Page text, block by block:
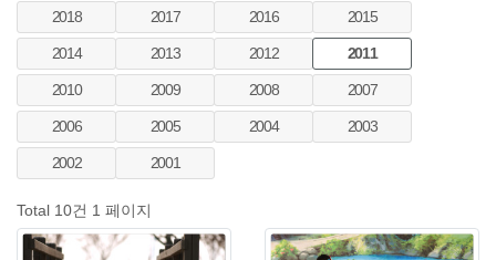
2018 2017 2016 2015
2014 2013 2012 2011
2010 2009 2008 2007
2006 2005 2004 2003
2002 2001
Total 10건 1 페이지